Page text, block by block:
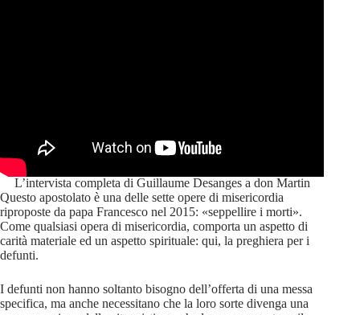
L’intervista completa di Guillaume Desanges a don Martin
Questo apostolato è una delle sette opere di misericordia
riproposte da papa Francesco nel 2015: «seppellire i morti».
Come qualsiasi opera di misericordia, comporta un aspetto di
carità materiale ed un aspetto spirituale: qui, la preghiera per i
defunti.
I defunti non hanno soltanto bisogno dell’offerta di una messa
specifica, ma anche necessitano che la loro sorte divenga una